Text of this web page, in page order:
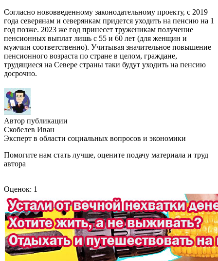
Согласно нововведенному законодательному проекту, с 2019
года северянам и северянкам придется уходить на пенсию на 1
год позже. 2023 же год принесет труженикам получение
пенсионных выплат лишь с 55 и 60 лет (для женщин и
мужчин соответственно). Учитывая значительное повышение
пенсионного возраста по стране в целом, граждане,
трудящиеся на Севере страны таки будут уходить на пенсию
досрочно.
Автор публикации
Скобелев Иван
Эксперт в области социальных вопросов и экономики
Помогите нам стать лучше, оцените подачу материала и труд
автора
Оценок: 1